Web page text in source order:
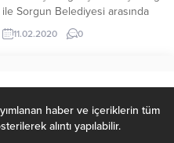
ile Sorgun Belediyesi arasında
sendika üyesi kadrolu işçileri
kapsayan 2 yıl süreli toplu iş
11.02.2020 0
haber ve içeriklerin tüm
alıntı yapılabilir.